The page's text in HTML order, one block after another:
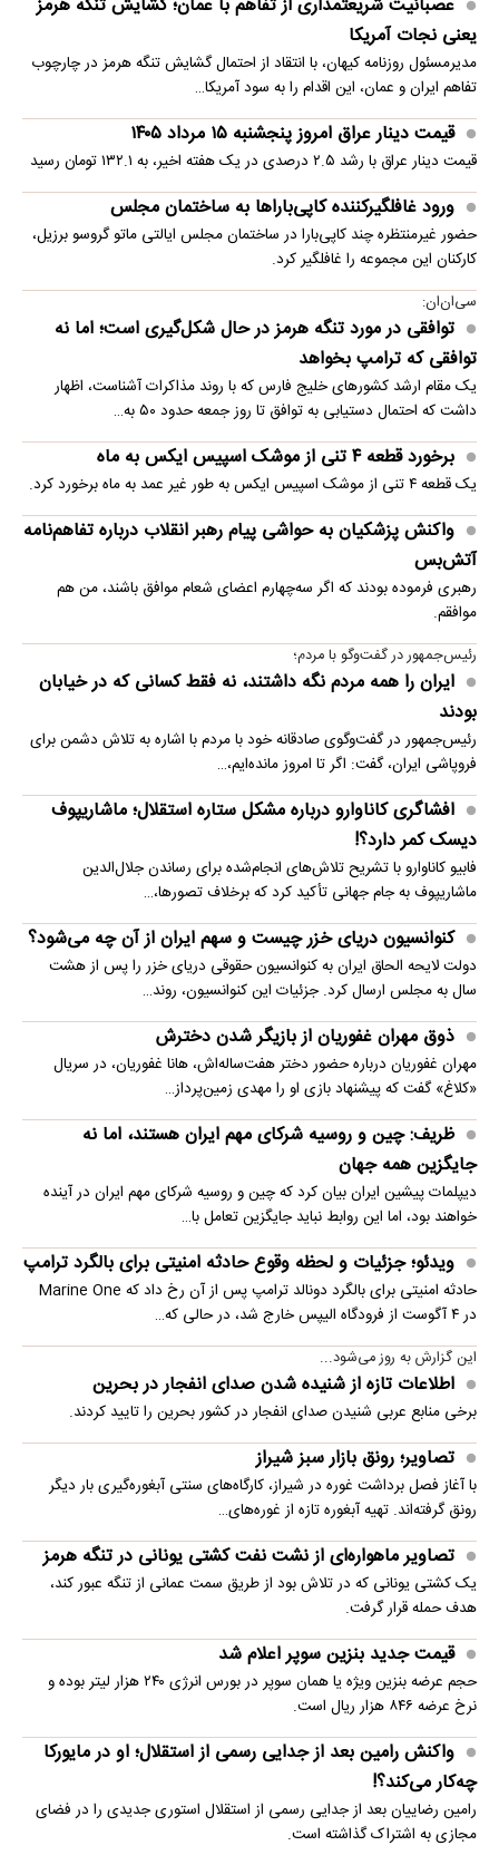
عصبانیت شریعتمداری از تفاهم با عمان؛ گشایش تنگه هرمز
یعنی نجات آمریکا
مدیرمسئول روزنامه کیهان، با انتقاد از احتمال گشایش تنگه هرمز در چارچوب
تفاهم ایران و عمان، این اقدام را به سود آمریکا…
قیمت دینار عراق امروز پنجشنبه ۱۵ مرداد ۱۴۰۵
قیمت دینار عراق با رشد ۲.۵ درصدی در یک هفته اخیر، به ۱۳۲.۱ تومان رسید
ورود غافلگیرکننده کاپی‌باراها به ساختمان مجلس
حضور غیرمنتظره چند کاپی‌بارا در ساختمان مجلس ایالتی ماتو گروسو برزیل،
کارکنان این مجموعه را غافلگیر کرد.
سی‌ان‌ان:
توافقی در مورد تنگه هرمز در حال شکل‌گیری است؛ اما نه
توافقی که ترامپ بخواهد
یک مقام ارشد کشورهای خلیج فارس که با روند مذاکرات آشناست، اظهار
داشت که احتمال دستیابی به توافق تا روز جمعه حدود ۵۰ به…
برخورد قطعه ۴ تنی از موشک اسپیس ایکس به ماه
یک قطعه ۴ تنی از موشک اسپیس ایکس به طور غیر عمد به ماه برخورد کرد.
واکنش پزشکیان به حواشی پیام رهبر انقلاب درباره تفاهم‌نامه
آتش‌بس
رهبری فرموده بودند که اگر سه‌چهارم اعضای شعام موافق باشند، من هم
موافقم.
رئیس‌جمهور در گفت‌وگو با مردم؛
ایران را همه مردم نگه داشتند، نه فقط کسانی که در خیابان
بودند
رئیس‌جمهور در گفت‌وگوی صادقانه خود با مردم با اشاره به تلاش دشمن برای
فروپاشی ایران، گفت: اگر تا امروز مانده‌ایم،…
افشاگری کاناوارو درباره مشکل ستاره استقلال؛ ماشاریپوف
دیسک کمر دارد؟!
فابیو کاناوارو با تشریح تلاش‌های انجام‌شده برای رساندن جلال‌الدین
ماشاریپوف به جام جهانی تأکید کرد که برخلاف تصورها،…
کنوانسیون دریای خزر چیست و سهم ایران از آن چه می‌شود؟
دولت لایحه الحاق ایران به کنوانسیون حقوقی دریای خزر را پس از هشت
سال به مجلس ارسال کرد. جزئیات این کنوانسیون، روند…
ذوق مهران غفوریان از بازیگر شدن دخترش
مهران غفوریان درباره حضور دختر هفت‌ساله‌اش، هانا غفوریان، در سریال
«کلاغ» گفت که پیشنهاد بازی او را مهدی زمین‌پرداز…
ظریف: چین و روسیه شرکای مهم ایران هستند، اما نه
جایگزین همه جهان
دیپلمات پیشین ایران بیان کرد که چین و روسیه شرکای مهم ایران در آینده
خواهند بود، اما این روابط نباید جایگزین تعامل با…
ویدئو؛ جزئیات و لحظه وقوع حادثه امنیتی برای بالگرد ترامپ
حادثه امنیتی برای بالگرد دونالد ترامپ پس از آن رخ داد که Marine One
در ۴ آگوست از فرودگاه الیپس خارج شد، در حالی که…
این گزارش به روز می‌شود...
اطلاعات تازه از شنیده شدن صدای انفجار در بحرین
برخی منابع عربی شنیدن صدای انفجار در کشور بحرین را تایید کردند.
تصاویر؛ رونق بازار سبز شیراز
با آغاز فصل برداشت غوره در شیراز، کارگاه‌های سنتی آبغوره‌گیری بار دیگر
رونق گرفته‌اند. تهیه آبغوره تازه از غوره‌های…
تصاویر ماهواره‌ای از نشت نفت کشتی یونانی در تنگه هرمز
یک کشتی یونانی که در تلاش بود از طریق سمت عمانی از تنگه عبور کند،
هدف حمله قرار گرفت.
قیمت جدید بنزین سوپر اعلام شد
حجم عرضه بنزین ویژه یا همان سوپر در بورس انرژی ۲۴۰ هزار لیتر بوده و
نرخ عرضه ۸۴۶ هزار ریال است.
واکنش رامین بعد از جدایی رسمی از استقلال؛ او در مایورکا
چه‌کار می‌کند؟!
رامین رضاییان بعد از جدایی رسمی از استقلال استوری جدیدی را در فضای
مجازی به اشتراک گذاشته است.